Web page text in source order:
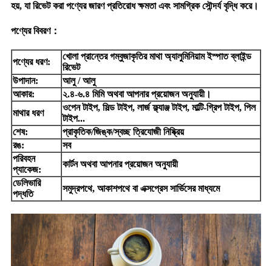
হয়, যা রিভেট করা পণ্যের জারণ প্রতিরোধ ক্ষমতা এবং সামগ্রিক সৌন্দর্য বৃদ্ধি করে।
পণ্যের বিবরণ：
পণ্যের ধরণ:
খোলা প্রান্তের গম্বুজাকৃতির মাথা অ্যালুমিনিয়াম ইস্পাত ব্লাইন্ড
রিভেট
উপাদান:
আলু / আলু
আকার:
২.৪-৬.৪ মিমি অথবা আপনার প্রয়োজন অনুযায়ী।
মাথার ধরণ
ওপেন টাইপ, সিল্ড টাইপ, লার্জ ফ্ল্যাঞ্জ টাইপ, মাল্টি-গ্রিপ টাইপ, পিল
টাইপ...
শেষ:
প্রাকৃতিক/জিঙ্ক/স্বচ্ছ ত্রিযোজী নিষ্ক্রিয়
রঙ:
সব
পরিবহন
প্যাকেজ:
কার্টন অথবা আপনার প্রয়োজন অনুযায়ী
ডেলিভারি
পদ্ধতি
সমুদ্রপথে, আকাশপথে বা এক্সপ্রেস সার্ভিসের মাধ্যমে